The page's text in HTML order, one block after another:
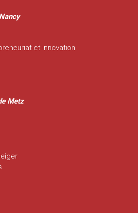
et Innovation
Metz